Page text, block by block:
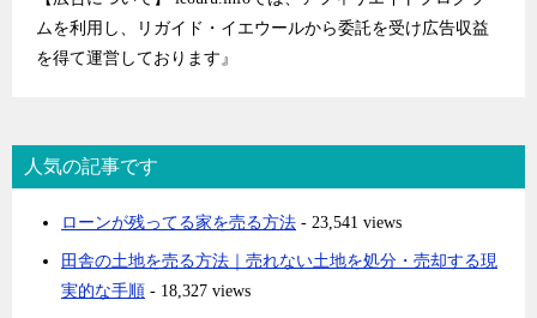
ムを利用し、リガイド・イエウールから委託を受け広告収益
を得て運営しております』
人気の記事です
ローンが残ってる家を売る方法 - 23,541 views
田舎の土地を売る方法｜売れない土地を処分・売却する現
実的な手順 - 18,327 views